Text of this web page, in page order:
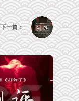
下一篇：